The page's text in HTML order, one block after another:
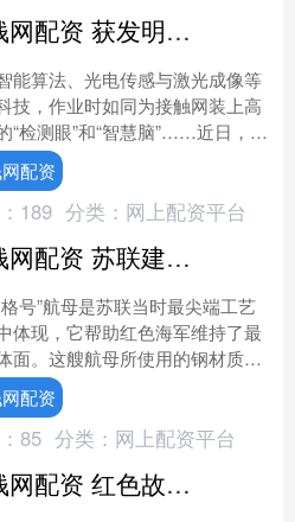
寻钱网配资 获发明专利！地铁接触网装上高精度“检测眼”_磨耗_设备_作业
能算法、光电传感与激光成像等
技，作业时如同为接触网装上高
“检测眼”和“智慧脑”……近日，一
发明专利的“轻便式接触线连续磨
仪”正式在....
配资
189 分类： 网上配资平台
寻钱网配资 苏联建造航母用的钢材有多好？辽宁舰舰长的评价，让人顿悟_瓦良格号_海军_钢铁
号”航母是苏联当时最尖端工艺
体现，它帮助红色海军维持了最
面。这艘航母所使用的钢材质量
让辽宁舰的舰长一番赞叹之词，
意识到苏联制造的....
配资
85 分类： 网上配资平台
寻钱网配资 红色故事激励奋进步伐（铭记历史 缅怀先烈）_大悟县_新四军第五师_任全胜